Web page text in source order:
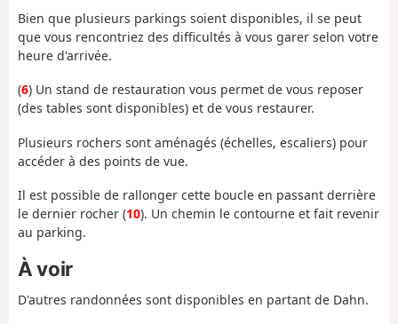
Bien que plusieurs parkings soient disponibles, il se peut
que vous rencontriez des difficultés à vous garer selon votre
heure d'arrivée.
(6) Un stand de restauration vous permet de vous reposer
(des tables sont disponibles) et de vous restaurer.
Plusieurs rochers sont aménagés (échelles, escaliers) pour
accéder à des points de vue.
Il est possible de rallonger cette boucle en passant derrière
le dernier rocher (10). Un chemin le contourne et fait revenir
au parking.
À voir
D'autres randonnées sont disponibles en partant de Dahn.